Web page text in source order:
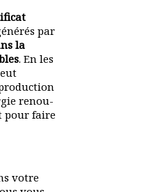
par
la
. En les
renou­
pour faire
votre